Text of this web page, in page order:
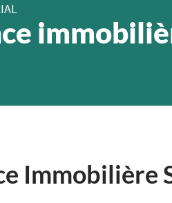
Immobilière